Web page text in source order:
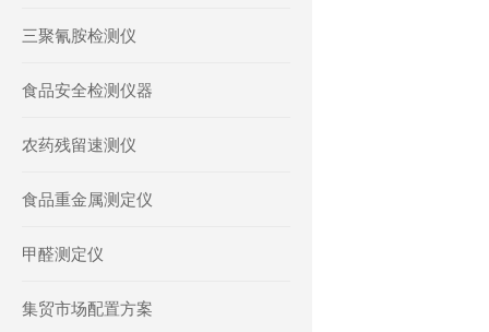
三聚氰胺检测仪
食品安全检测仪器
农药残留速测仪
食品重金属测定仪
甲醛测定仪
集贸市场配置方案